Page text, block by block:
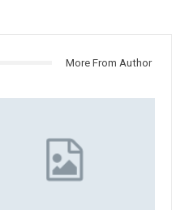
More From Author